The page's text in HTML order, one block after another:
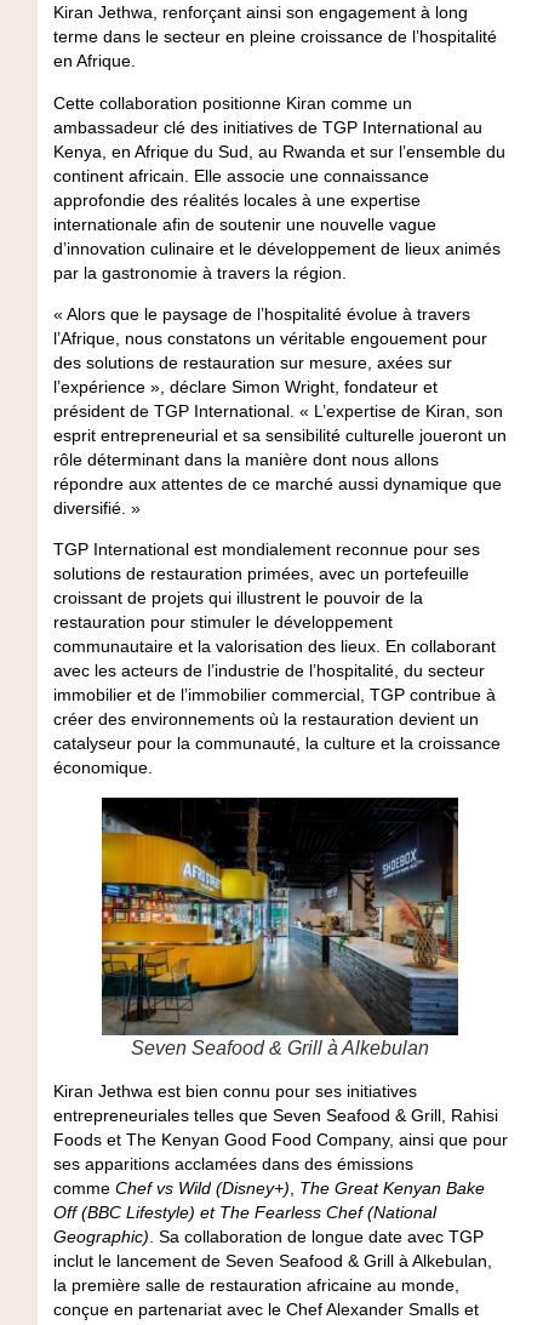
Kiran Jethwa, renforçant ainsi son engagement à long
terme dans le secteur en pleine croissance de l’hospitalité
en Afrique.
Cette collaboration positionne Kiran comme un
ambassadeur clé des initiatives de TGP International au
Kenya, en Afrique du Sud, au Rwanda et sur l’ensemble du
continent africain. Elle associe une connaissance
approfondie des réalités locales à une expertise
internationale afin de soutenir une nouvelle vague
d’innovation culinaire et le développement de lieux animés
par la gastronomie à travers la région.
« Alors que le paysage de l’hospitalité évolue à travers
l’Afrique, nous constatons un véritable engouement pour
des solutions de restauration sur mesure, axées sur
l’expérience », déclare Simon Wright, fondateur et
président de TGP International. « L’expertise de Kiran, son
esprit entrepreneurial et sa sensibilité culturelle joueront un
rôle déterminant dans la manière dont nous allons
répondre aux attentes de ce marché aussi dynamique que
diversifié. »
TGP International est mondialement reconnue pour ses
solutions de restauration primées, avec un portefeuille
croissant de projets qui illustrent le pouvoir de la
restauration pour stimuler le développement
communautaire et la valorisation des lieux. En collaborant
avec les acteurs de l’industrie de l’hospitalité, du secteur
immobilier et de l’immobilier commercial, TGP contribue à
créer des environnements où la restauration devient un
catalyseur pour la communauté, la culture et la croissance
économique.
Seven Seafood & Grill à Alkebulan
Kiran Jethwa est bien connu pour ses initiatives
entrepreneuriales telles que Seven Seafood & Grill, Rahisi
Foods et The Kenyan Good Food Company, ainsi que pour
ses apparitions acclamées dans des émissions
comme Chef vs Wild (Disney+)
The Great Kenyan Bake
Off (BBC Lifestyle) et The Fearless Chef (National
Geographic) . Sa collaboration de longue date avec TGP
inclut le lancement de Seven Seafood & Grill à Alkebulan,
la première salle de restauration africaine au monde,
conçue en partenariat avec le Chef Alexander Smalls et